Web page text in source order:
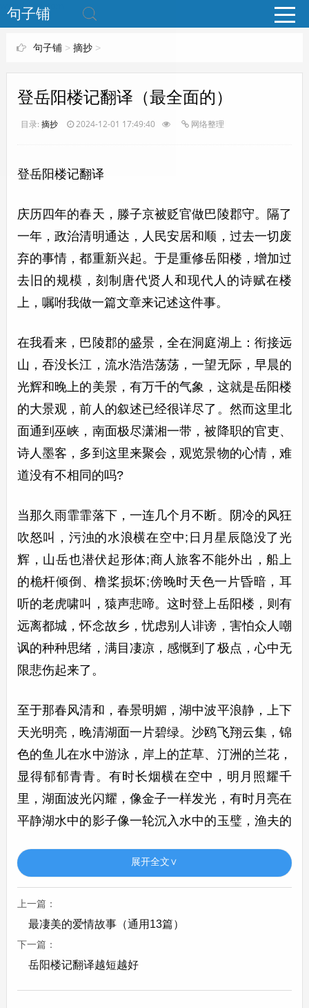
www.bjuzi.com
句子铺
句子铺> 摘抄>
登岳阳楼记翻译（最全面的）
目录: 摘抄 2024-12-01 17:49:40 网络整理
登岳阳楼记翻译
庆历四年的春天，滕子京被贬官做巴陵郡守。隔了
一年，政治清明通达，人民安居和顺，过去一切废
弃的事情，都重新兴起。于是重修岳阳楼，增加过
去旧的规模，刻制唐代贤人和现代人的诗赋在楼
上，嘱咐我做一篇文章来记述这件事。
在我看来，巴陵郡的盛景，全在洞庭湖上：衔接远
山，吞没长江，流水浩浩荡荡，一望无际，早晨的
光辉和晚上的美景，有万千的气象，这就是岳阳楼
的大景观，前人的叙述已经很详尽了。然而这里北
面通到巫峡，南面极尽潇湘一带，被降职的官吏、
诗人墨客，多到这里来聚会，观览景物的心情，难
道没有不相同的吗?
当那久雨霏霏落下，一连几个月不断。阴冷的风狂
吹怒叫，污浊的水浪横在空中;日月星辰隐没了光
辉，山岳也潜伏起形体;商人旅客不能外出，船上
的桅杆倾倒、橹桨损坏;傍晚时天色一片昏暗，耳
听的老虎啸叫，猿声悲啼。这时登上岳阳楼，则有
远离都城，怀念故乡，忧虑别人诽谤，害怕众人嘲
讽的种种思绪，满目凄凉，感慨到了极点，心中无
限悲伤起来了。
至于那春风清和，春景明媚，湖中波平浪静，上下
天光明亮，晚清湖面一片碧绿。沙鸥飞翔云集，锦
色的鱼儿在水中游泳，岸上的芷草、汀洲的兰花，
显得郁郁青青。有时长烟横在空中，明月照耀千
里，湖面波光闪耀，像金子一样发光，有时月亮在
平静湖水中的影子像一轮沉入水中的玉璧，渔夫的
阳楼，就有心胸开朗，精神愉快;荣辱全忘，举酒
临风，高兴极了的种种感慨和神态了。
我曾经探求古代品德高尚的人的思想感情，或许跟
上面说的两种思想感情的表现不同，为什么呢?他
们不因为外物的好坏和自己的得失而或喜或悲，在
朝廷里做高官就担忧他的百姓;处在僻远的江湖间
展开全文∨
上一篇：
最凄美的爱情故事（通用13篇）
下一篇：
岳阳楼记翻译越短越好